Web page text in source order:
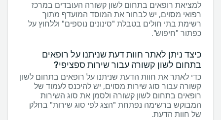
למציאת רופאים בתחום לשון קשורה העובדים במרכז
רפואי מסוים, יש לבחור את המוסד המועדף מתוך
רשימת בתי חולים בטבלת "סינונים נוספים" וללחוץ על
כפתור "חיפוש".
כיצד ניתן לאתר חוות דעת שניתנו על רופאים
בתחום לשון קשורה עבור שירות ספציפי?
כדי לאתר את חוות הדעת שניתנו על רופאים בתחום לשון
קשורה עבור סוג שירות מסוים, יש להיכנס לעמוד של
רופאים בתחום לשון קשורה ולסמן את סוג השירות
המבוקש ברשימה נפתחת "הצג לפי סוג שירות" בחלק
של חוות הדעת.